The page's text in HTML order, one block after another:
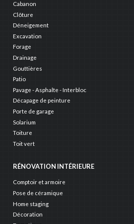
Cabanon
Clôture
Déneigement
Excavation
Forage
Drainage
Gouttières
Patio
Pavage - Asphalte - Interbloc
Décapage de peinture
Porte de garage
Solarium
Toiture
Toit vert
RÉNOVATION INTÉRIEURE
Comptoir et armoire
Pose de céramique
Home staging
Décoration